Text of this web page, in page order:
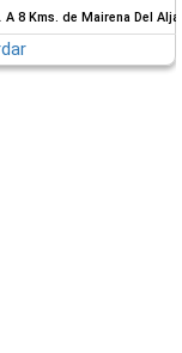
A 8 Kms. de Mairena Del